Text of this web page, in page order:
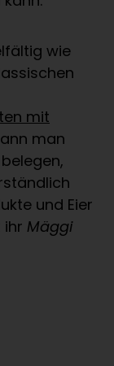
wie
mit
man
und Eier
ihr Mäggi